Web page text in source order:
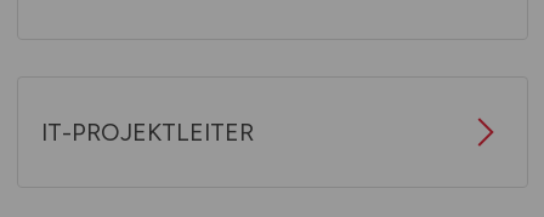
IT-PROJEKTLEITER